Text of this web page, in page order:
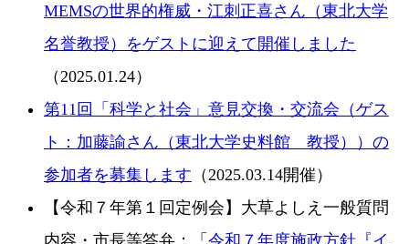
MEMSの世界的権威・江刺正喜さん（東北大学
名誉教授）をゲストに迎えて開催しました
（2025.01.24）
第11回「科学と社会」意見交換・交流会（ゲス
ト：加藤諭さん（東北大学史料館 教授））の
参加者を募集します （2025.03.14開催）
【令和７年第１回定例会】大草よしえ一般質問
内容・市長等答弁：「 令和７年度施政方針『イ